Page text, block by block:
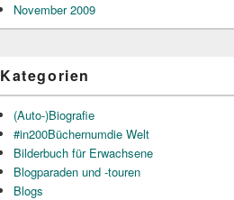
November 2009
Kategorien
(Auto-)Biografie
#in200Büchernumdie Welt
Bilderbuch für Erwachsene
Blogparaden und -touren
Blogs